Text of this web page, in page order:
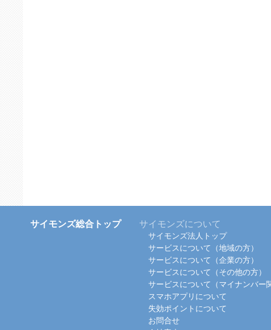
サイモンズ総合トップ サイモンズについて
サイモンズ法人トップ
サービスについて（地域の方）
サービスについて（企業の方）
サービスについて（その他の方）
サービスについて（マイナンバー
スマホアプリについて
失効ポイントについて
お問合せ